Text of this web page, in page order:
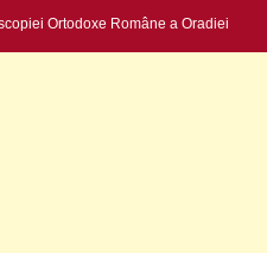
Ortodoxe Române a Oradiei